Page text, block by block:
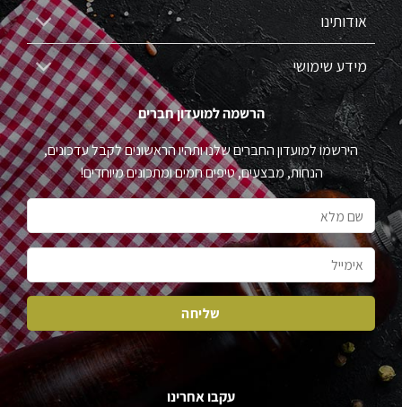
אודותינו
מידע שימושי
הרשמה למועדון חברים
הירשמו למועדון החברים שלנו ותהיו הראשונים לקבל עדכונים,
הנחות, מבצעים, טיפים חמים ומתכונים מיוחדים!
עקבו אחרינו